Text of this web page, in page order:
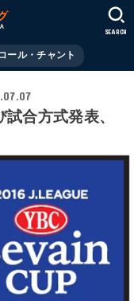
ール・チャント
SEARCH
合方式発表、